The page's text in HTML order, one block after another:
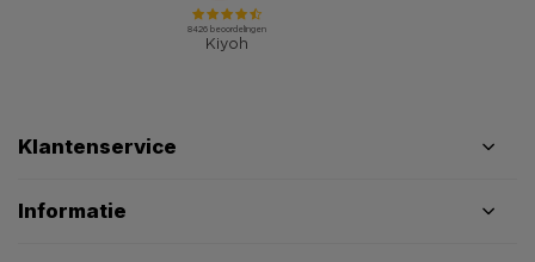
Klantenservice
Informatie